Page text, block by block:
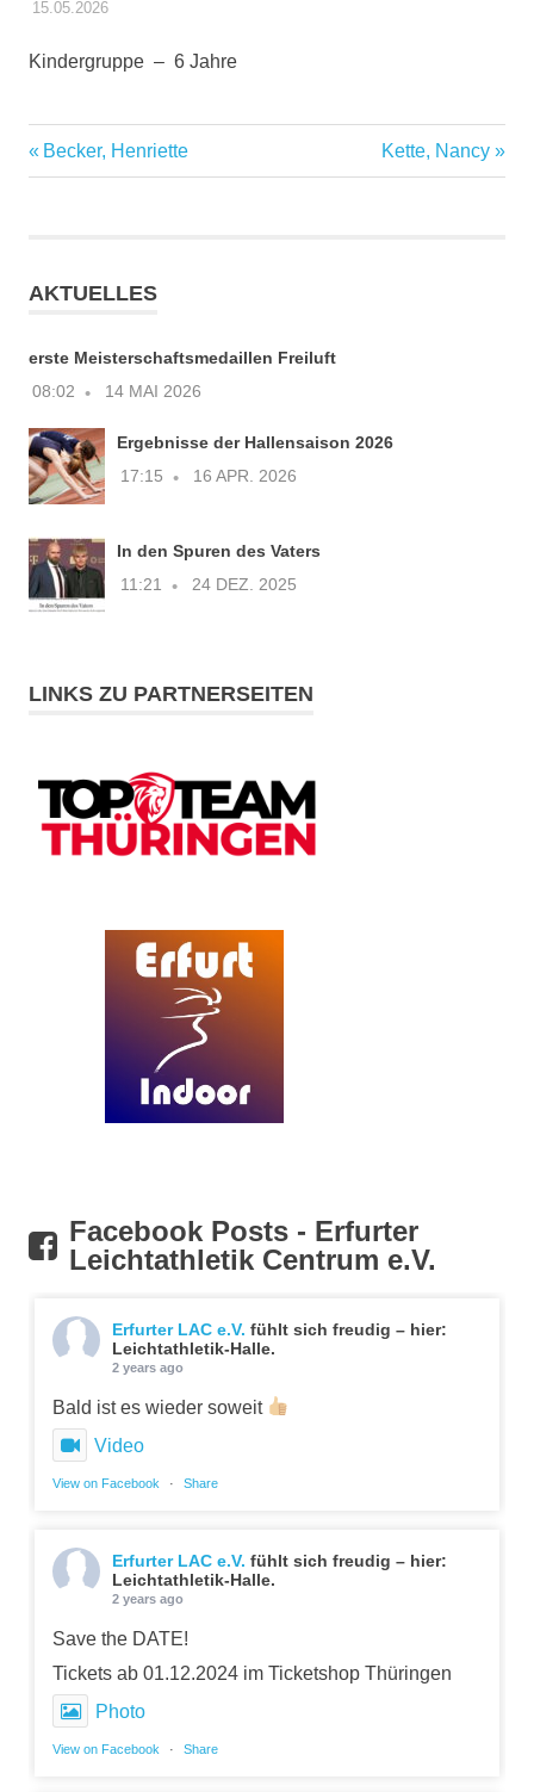
15.05.2026STEFFEN PANSE
TRAINER & ÜBUNGSLEITER DES ELAC
Kindergruppe – 6 Jahre
Trainer
Beitragsnavigation
Vorheriger
Beitrag:
Becker, Henriette
Nächster
Beitrag:
Kette, Nancy
AKTUELLES
erste Meisterschaftsmedaillen Freiluft
08:02 14 MAI 2026
Ergebnisse der Hallensaison 2026
17:15 16 APR. 2026
In den Spuren des Vaters
11:21 24 DEZ. 2025
LINKS ZU PARTNERSEITEN
Facebook Posts - Erfurter
Leichtathletik Centrum e.V.
Erfurter LAC e.V. fühlt sich freudig – hier:
Leichtathletik-Halle.
2 years ago
Bald ist es wieder soweit
Video
View on Facebook · Share
Erfurter LAC e.V. fühlt sich freudig – hier:
Leichtathletik-Halle.
2 years ago
Save the DATE!
Tickets ab 01.12.2024 im Ticketshop Thüringen
Photo
View on Facebook · Share